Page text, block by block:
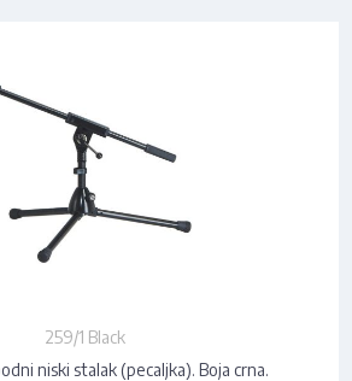
259/1 Black
niski stalak (pecaljka). Boja crna.